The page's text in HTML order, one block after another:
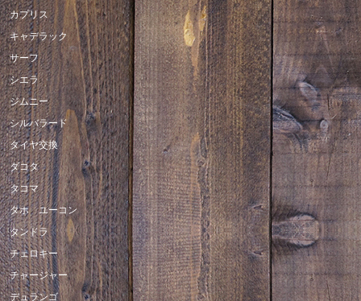
カプリス
キャデラック
サーフ
シエラ
ジムニー
シルバラード
タイヤ交換
ダコタ
タコマ
タホ ユーコン
タンドラ
チェロキー
チャージャー
デュランゴ